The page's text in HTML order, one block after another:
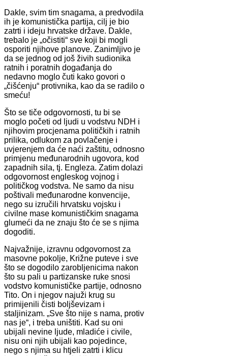
Dakle, svim tim snagama, a predvodila
ih je komunistička partija, cilj je bio
zatrti i ideju hrvatske države. Dakle,
trebalo je „očistiti“ sve koji bi mogli
osporiti njihove planove. Zanimljivo je
da se jednog od još živih sudionika
ratnih i poratnih događanja do
nedavno moglo čuti kako govori o
„čišćenju“ protivnika, kao da se radilo o
smeću!
Što se tiče odgovornosti, tu bi se
moglo početi od ljudi u vodstvu NDH i
njihovim procjenama političkih i ratnih
prilika, odlukom za povlačenje i
uvjerenjem da će naći zaštitu, odnosno
primjenu međunarodnih ugovora, kod
zapadnih sila, tj. Engleza. Zatim dolazi
odgovornost engleskog vojnog i
političkog vodstva. Ne samo da nisu
poštivali međunarodne konvencije,
nego su izručili hrvatsku vojsku i
civilne mase komunističkim snagama
glumeći da ne znaju što će se s njima
dogoditi.
Najvažnije, izravnu odgovornost za
masovne pokolje, Križne puteve i sve
što se dogodilo zarobljenicima nakon
što su pali u partizanske ruke snosi
vodstvo komunističke partije, odnosno
Tito. On i njegov najuži krug su
primijenili čisti boljševizam i
staljinizam. „Sve što nije s nama, protiv
nas je“, i treba uništiti. Kad su oni
ubijali nevine ljude, mladiće i civile,
nisu oni njih ubijali kao pojedince,
nego s njima su htjeli zatrti i klicu